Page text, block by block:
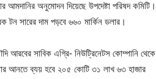
অনুমোদন দিয়েছে উপদেষ্টা পরিষদ কমিটি।
সারের দাম পড়বে ৬৬০ মার্কিন ডলার।
আরবের সাবিক এগ্রি- নিউট্রিনেটস কোম্পানি থেকে
আনতে ব্যয় হবে ২০৫ কোটি ৩১ লাখ ৬৩ হাজার